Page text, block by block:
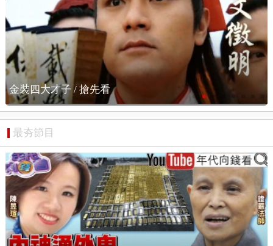
金裝四大才子 / 搶先看
最夯節目